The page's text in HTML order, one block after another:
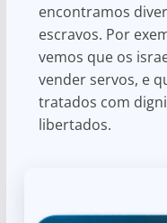
encontramos
escravos. Por
vemos que os
vender servos, e
tratados com
libertados.